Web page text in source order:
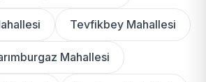
Tevfikbey Mahallesi
Mahallesi